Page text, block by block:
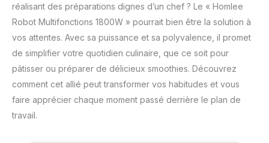
réalisant des préparations dignes d’un chef ? Le « Homlee
Robot Multifonctions 1800W » pourrait bien être la solution à
vos attentes. Avec sa puissance et sa polyvalence, il promet
de simplifier votre quotidien culinaire, que ce soit pour
pâtisser ou préparer de délicieux smoothies. Découvrez
comment cet allié peut transformer vos habitudes et vous
faire apprécier chaque moment passé derrière le plan de
travail.